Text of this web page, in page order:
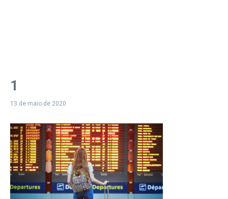
1
13 de maio de 2020